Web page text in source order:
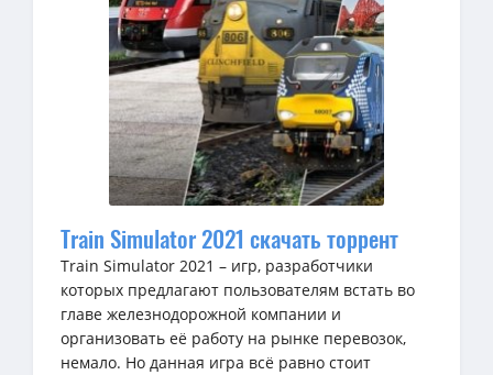
Train Simulator 2021 скачать торрент
Train Simulator 2021 – игр, разработчики
которых предлагают пользователям встать во
главе железнодорожной компании и
организовать её работу на рынке перевозок,
немало. Но данная игра всё равно стоит